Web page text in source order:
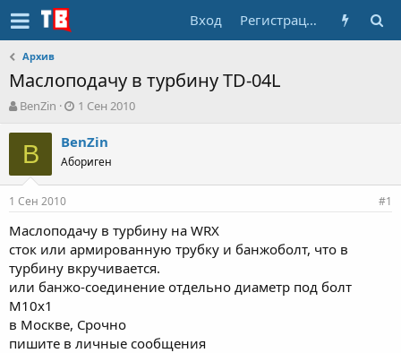
Вход Регистрация
Архив
Маслоподачу в турбину TD-04L
А
т
т
е
ы
BenZin
Д
т
н
а
л
а
1 Сен 2010
B BenZin
Абориген
1 Сен 2010 #1
Маслоподачу в турбину на WRX
сток или армированную трубку и банжоболт, что в
турбину вкручивается.
или банжо-соединение отдельно диаметр под болт
М10х1
в Москве, Срочно
пишите в личные сообщения